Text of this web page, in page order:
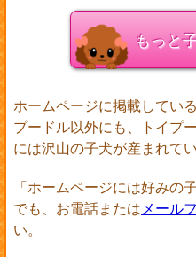
もっと
ホームページに掲載してい
プードル以外にも、トイプ
には沢山の子犬が産まれてい
「ホームページには好みの
でも、お電話またはメール
い。